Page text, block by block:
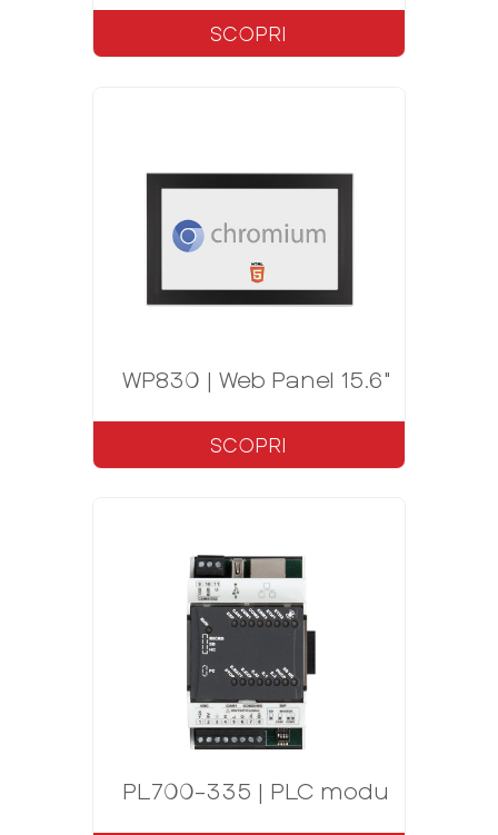
SCOPRI
WP830 | Web Panel 15.6"
SCOPRI
PL700-335 | PLC modulare